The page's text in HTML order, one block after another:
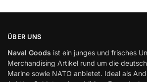
ÜBER UNS
Naval Goods ist ein junges und frisches
Merchandising Artikel rund um die
Marine sowie NATO anbietet. Ideal als